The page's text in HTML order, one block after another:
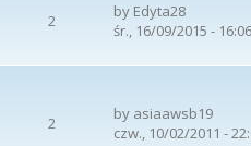
2 by Edyta28
śr., 16/09/2015 - 16:06
2 by asiaawsb19
czw., 10/02/2011 -